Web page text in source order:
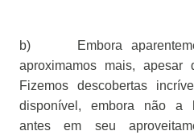
b)
Embora
aproximamos mais, apesar
Fizemos descobertas
disponível, embora não a
antes em seu